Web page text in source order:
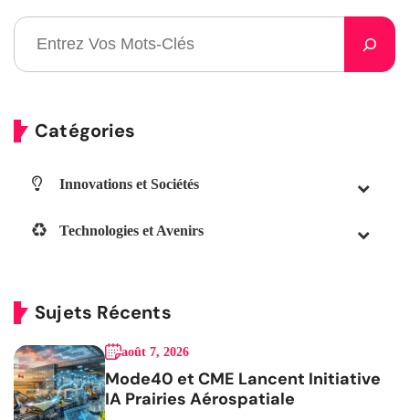
Catégories
Innovations et Sociétés
Technologies et Avenirs
Sujets Récents
août 7, 2026
Mode40 et CME Lancent Initiative
IA Prairies Aérospatiale